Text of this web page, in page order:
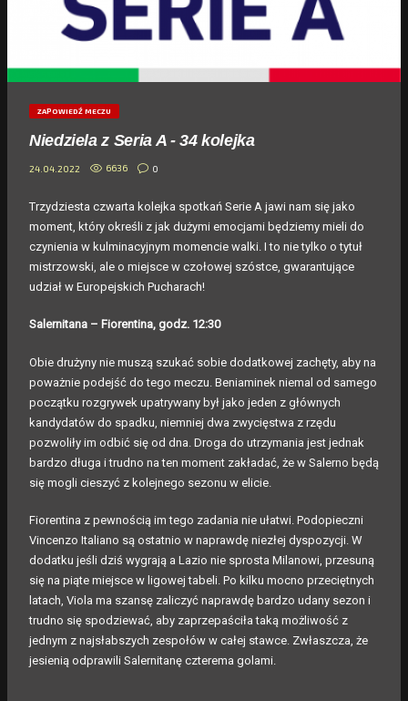
ZAPOWIEDŹ MECZU
Niedziela z Seria A - 34 kolejka
24.04.2022 6636 0
Trzydziesta czwarta kolejka spotkań Serie A jawi nam się jako
moment, który określi z jak dużymi emocjami będziemy mieli do
czynienia w kulminacyjnym momencie walki. I to nie tylko o tytuł
mistrzowski, ale o miejsce w czołowej szóstce, gwarantujące
udział w Europejskich Pucharach!
Salernitana – Fiorentina, godz. 12:30
Obie drużyny nie muszą szukać sobie dodatkowej zachęty, aby na
poważnie podejść do tego meczu. Beniaminek niemal od samego
początku rozgrywek upatrywany był jako jeden z głównych
kandydatów do spadku, niemniej dwa zwycięstwa z rzędu
pozwoliły im odbić się od dna. Droga do utrzymania jest jednak
bardzo długa i trudno na ten moment zakładać, że w Salerno będą
się mogli cieszyć z kolejnego sezonu w elicie.
Fiorentina z pewnością im tego zadania nie ułatwi. Podopieczni
Vincenzo Italiano są ostatnio w naprawdę niezłej dyspozycji. W
dodatku jeśli dziś wygrają a Lazio nie sprosta Milanowi, przesuną
się na piąte miejsce w ligowej tabeli. Po kilku mocno przeciętnych
latach, Viola ma szansę zaliczyć naprawdę bardzo udany sezon i
trudno się spodziewać, aby zaprzepaściła taką możliwość z
jednym z najsłabszych zespołów w całej stawce. Zwłaszcza, że
jesienią odprawili Salernitanę czterema golami.